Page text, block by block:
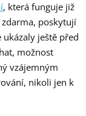
, která funguje již
zdarma, poskytují
ještě před
možnost
vzájemným
nikoli jen k